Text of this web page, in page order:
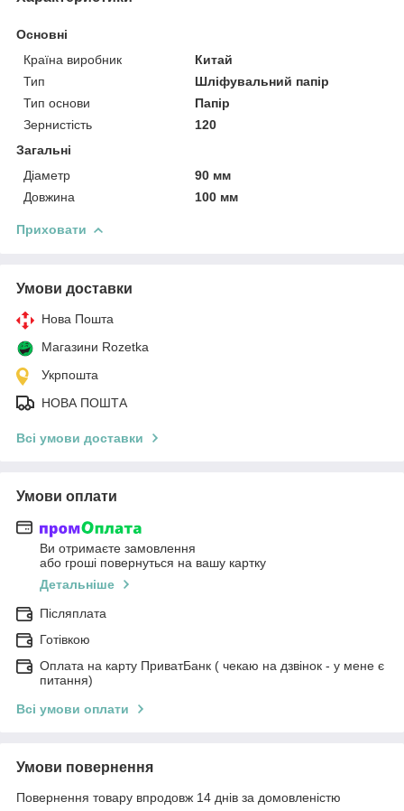
Основні
Країна виробник
Китай
Тип
Шліфувальний папір
Тип основи
Папір
Зернистість
120
Загальні
Діаметр
90 мм
Довжина
100 мм
Приховати
Умови доставки
Нова Пошта
Магазини Rozetka
Укрпошта
НОВА ПОШТА
Всі умови доставки
Умови оплати
Ви отримаєте замовлення
або гроші повернуться на вашу картку
Детальніше
Післяплата
Готівкою
Оплата на карту ПриватБанк ( чекаю на дзвінок - у мене є
питання)
Всі умови оплати
Умови повернення
Повернення товару впродовж 14 днів за домовленістю